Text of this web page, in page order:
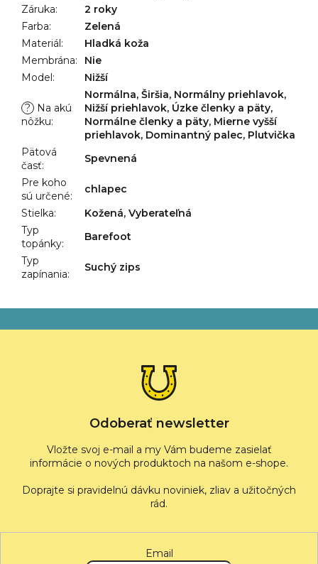
Záruka:
2 roky
Farba:
Zelená
Materiál :
Hladká koža
Membrána:
Nie
Model : Nižší
?
Na akú
nôžku:
Normálna, Širšia, Normálny priehlavok,
Nižší priehlavok, Úzke členky a päty,
Normálne členky a päty, Mierne vyšší
priehlavok, Dominantný palec, Plutvička
Pätová
časť:
Spevnená
Pre koho
sú určené:
chlapec
Stielka:
Kožená, Vyberateľná
Typ
topánky:
Barefoot
Typ
zapínania:
Suchý zips
á
Odoberať newsletter
Vložte svoj e-mail a my Vám budeme zasielať
informácie o nových produktoch na našom e-shope.
Email